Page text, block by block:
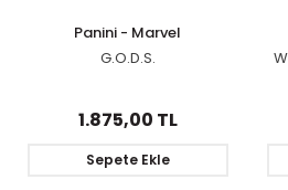
Panini - Marvel
G.O.D.S.
1.875,00 TL
Sepete Ekle